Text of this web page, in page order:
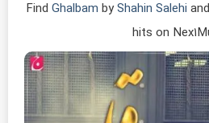
Find Ghalbam byShahin Salehi
hits on